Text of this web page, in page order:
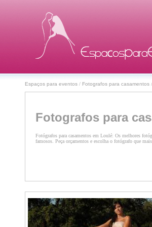
Espaços para eventos / Fotografos para casamentos
Fotografos para
Fotógrafos para casamentos em Loulé: Os melhores
famosos. Peça orçamentos e escolha o fotógrafo que